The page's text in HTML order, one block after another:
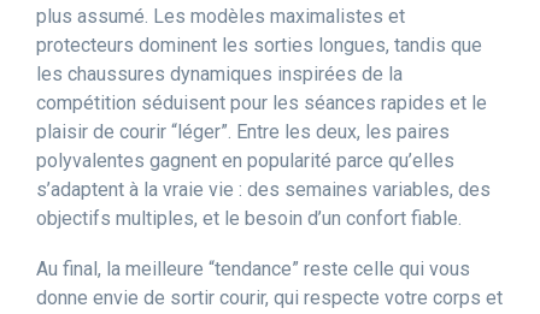
plus assumé. Les modèles maximalistes et
protecteurs dominent les sorties longues, tandis que
les chaussures dynamiques inspirées de la
compétition séduisent pour les séances rapides et le
plaisir de courir “léger”. Entre les deux, les paires
polyvalentes gagnent en popularité parce qu’elles
s’adaptent à la vraie vie : des semaines variables, des
objectifs multiples, et le besoin d’un confort fiable.
Au final, la meilleure “tendance” reste celle qui vous
donne envie de sortir courir, qui respecte votre corps et